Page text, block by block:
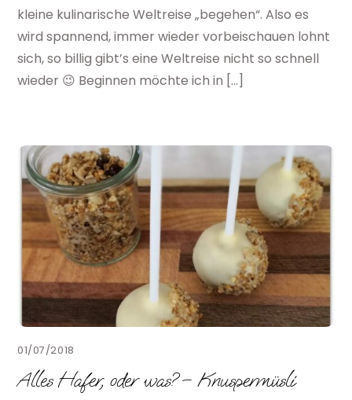
kleine kulinarische Weltreise „begehen“. Also es
wird spannend, immer wieder vorbeischauen lohnt
sich, so billig gibt’s eine Weltreise nicht so schnell
wieder 😉 Beginnen möchte ich in […]
01/07/2018
Alles Hafer, oder was? – Knuspermüsli